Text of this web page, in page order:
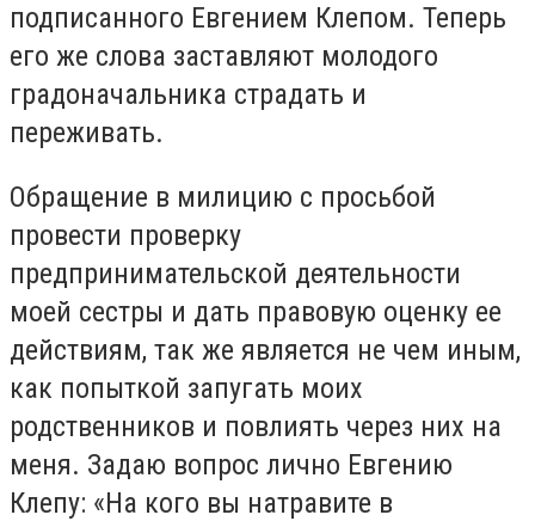
подписанного Евгением Клепом. Теперь
его же слова заставляют молодого
градоначальника страдать и
переживать.
Обращение в милицию с просьбой
провести проверку
предпринимательской деятельности
моей сестры и дать правовую оценку ее
действиям, так же является не чем иным,
как попыткой запугать моих
родственников и повлиять через них на
меня. Задаю вопрос лично Евгению
Клепу: «На кого вы натравите в